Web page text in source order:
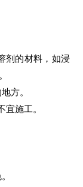
的材料，如浸
方。
施工。